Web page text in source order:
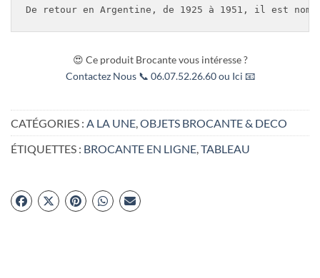
De retour en Argentine, de 1925 à 1951, il est
😍 Ce produit Brocante vous intéresse ?
Contactez Nous 📞 06.07.52.26.60 ou Ici 📧
CATÉGORIES : A LA UNE OBJETS BROCANTE & DECO
ÉTIQUETTES : BROCANTE EN LIGNE TABLEAU